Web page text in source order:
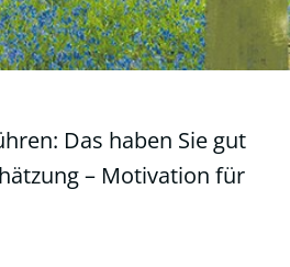
Das haben Sie gut
– Motivation für